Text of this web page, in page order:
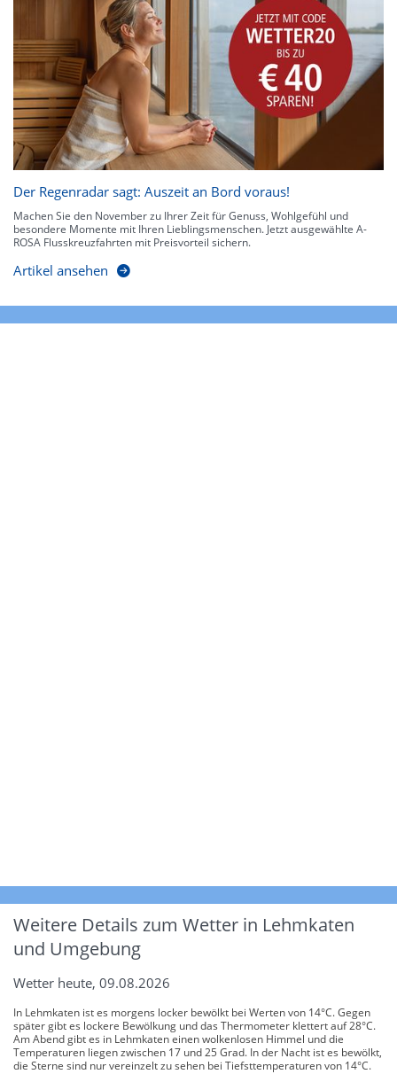
Der Regenradar sagt: Auszeit an Bord voraus!
Machen Sie den November zu Ihrer Zeit für Genuss, Wohlgefühl und
besondere Momente mit Ihren Lieblingsmenschen. Jetzt ausgewählte A-
ROSA Flusskreuzfahrten mit Preisvorteil sichern.
Artikel ansehen
Weitere Details zum Wetter in Lehmkaten
und Umgebung
Wetter heute, 09.08.2026
In Lehmkaten ist es morgens locker bewölkt bei Werten von 14°C. Gegen
später gibt es lockere Bewölkung und das Thermometer klettert auf 28°C.
Am Abend gibt es in Lehmkaten einen wolkenlosen Himmel und die
Temperaturen liegen zwischen 17 und 25 Grad. In der Nacht ist es bewölkt,
die Sterne sind nur vereinzelt zu sehen bei Tiefsttemperaturen von 14°C.